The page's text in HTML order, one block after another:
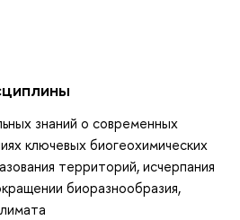
знаний о современных
ключевых биогеохимических
территорий, исчерпания
биоразнообразия,